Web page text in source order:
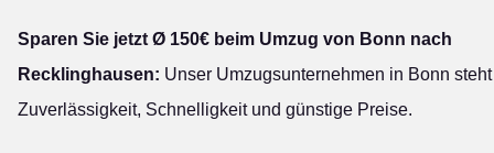
Sparen Sie jetzt Ø 150€ beim Umzug von Bonn nach
Recklinghausen: Unser Umzugsunternehmen in Bonn
Zuverlässigkeit, Schnelligkeit und günstige Preise.